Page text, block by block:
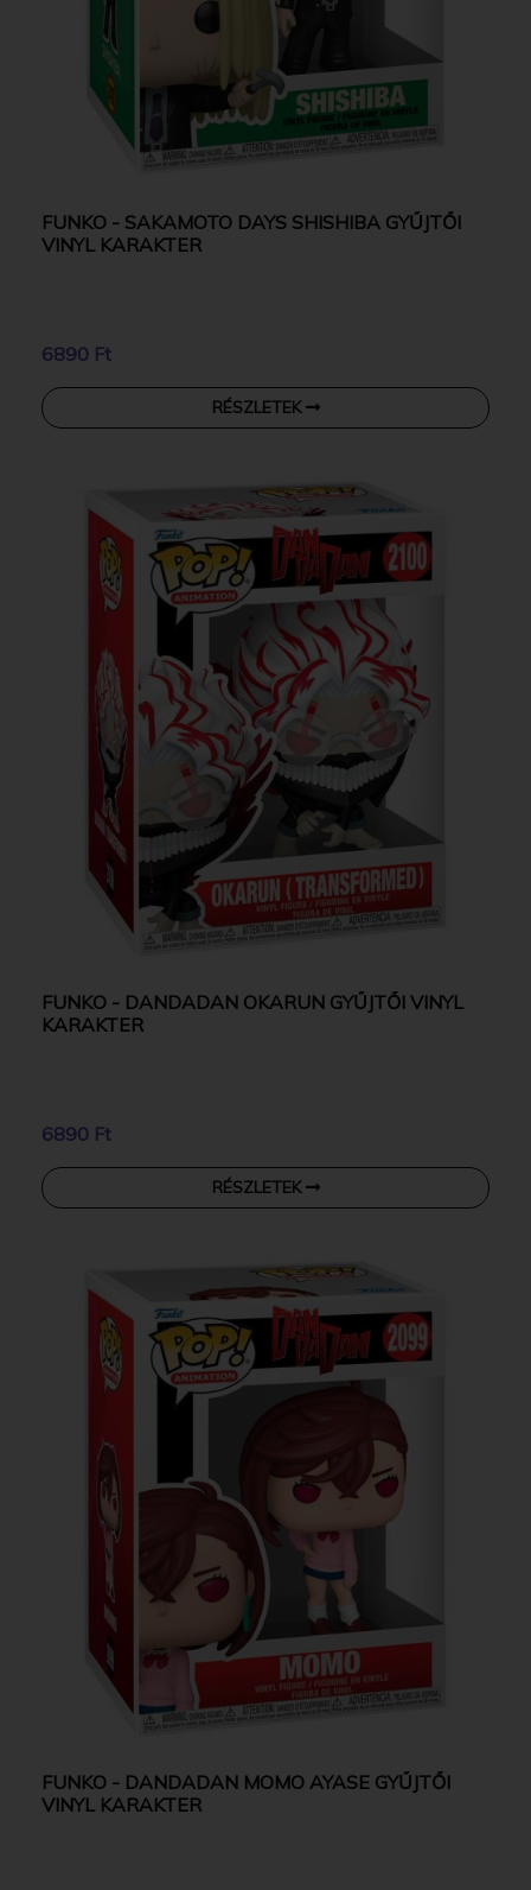
FUNKO - SAKAMOTO DAYS SHISHIBA GYŰJTŐI
VINYL KARAKTER
6890 Ft
RÉSZLETEK
FUNKO - DANDADAN OKARUN GYŰJTŐI VINYL
KARAKTER
6890 Ft
RÉSZLETEK
FUNKO - DANDADAN MOMO AYASE GYŰJTŐI
VINYL KARAKTER